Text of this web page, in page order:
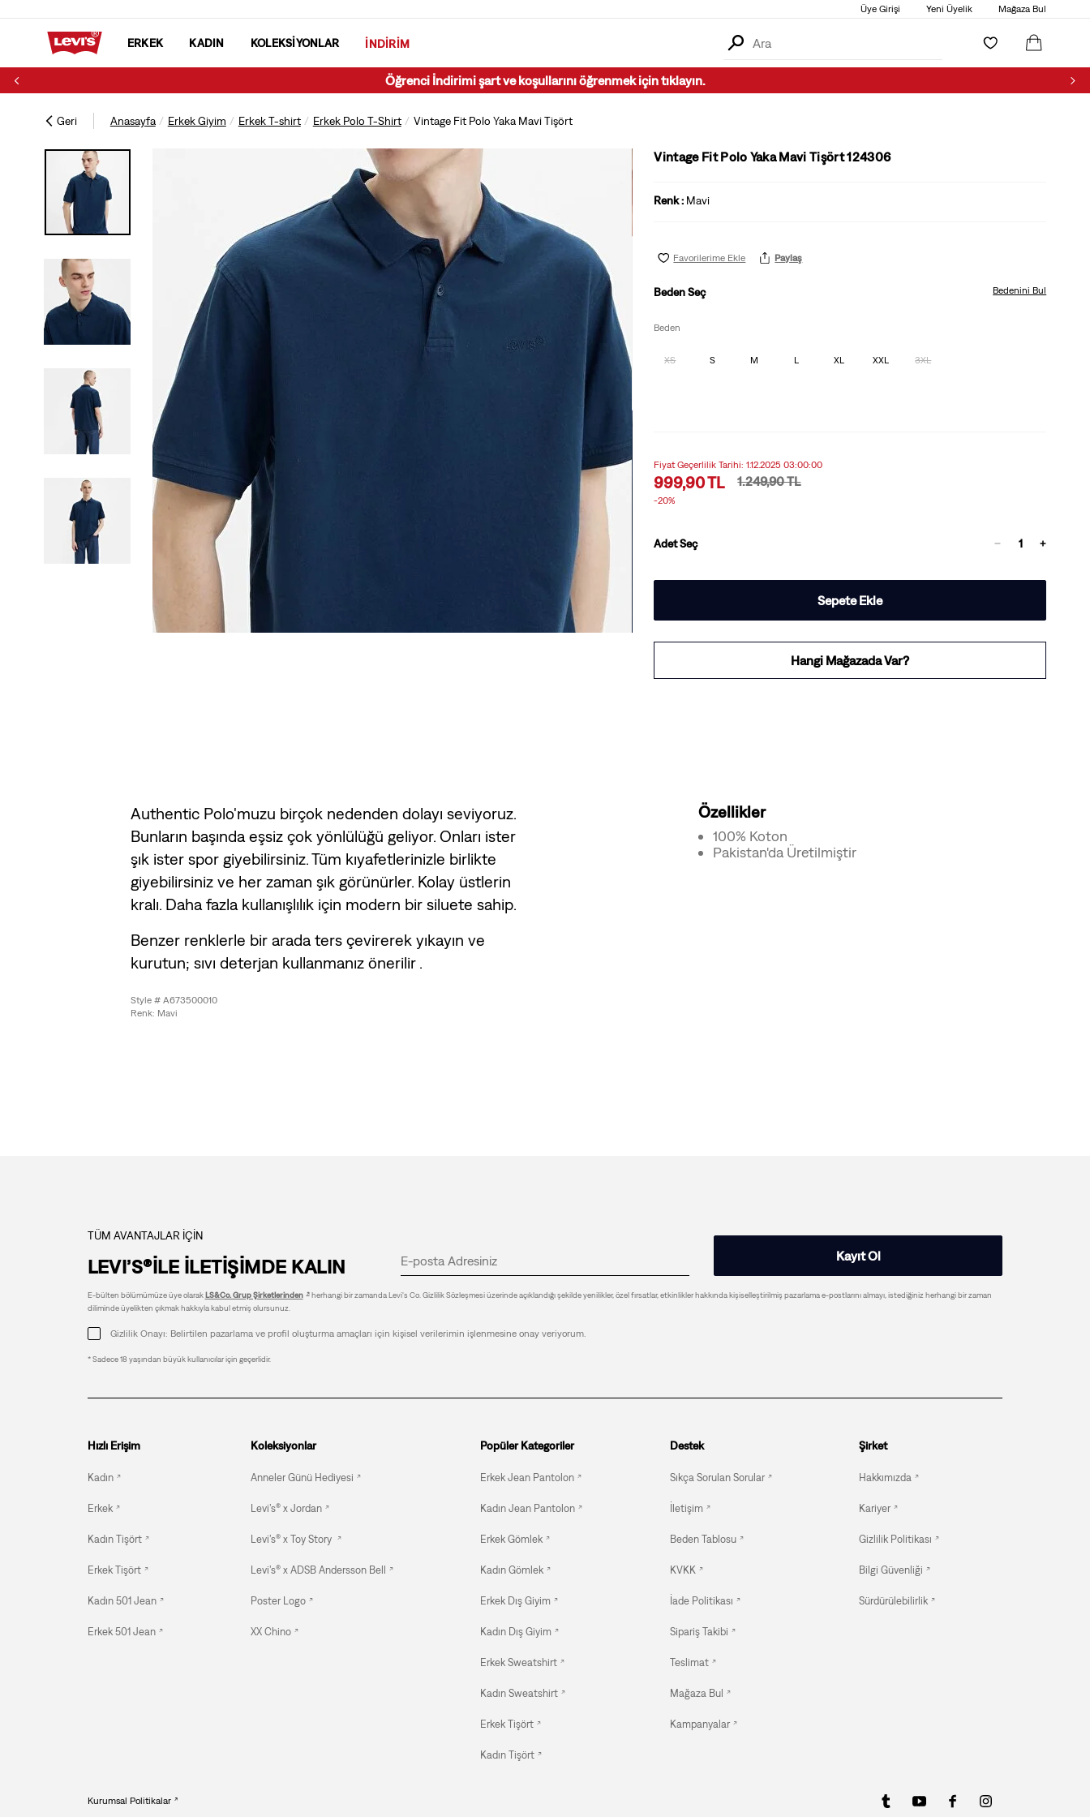
Üye Girişi Yeni Üyelik Mağaza Bul
ERKEK KADIN KOLEKSİYONLAR İNDIRIM
Öğrenci İndirimi şart ve koşullarını öğrenmek için tıklayın.
Geri Anasayfa Erkek Giyim Erkek T-shirt Erkek Polo T-Shirt Vintage Fit Polo Yaka Mavi Tişört
Vintage Fit Polo Yaka Mavi Tişört 124306
Renk : Mavi
Favorilerime Ekle Paylaş
Beden Seç Bedenini Bul
Beden
XS S M L XL XXL 3XL
Fiyat Geçerlilik Tarihi: 1.12.2025 03:00:00
1.249,90 TL
999,90 TL
-20%
Adet Seç
Sepete Ekle
Hangi Mağazada Var?
Authentic Polo'muzu birçok nedenden dolayı seviyoruz.
Bunların başında eşsiz çok yönlülüğü geliyor. Onları ister
şık ister spor giyebilirsiniz. Tüm kıyafetlerinizle birlikte
giyebilirsiniz ve her zaman şık görünürler. Kolay üstlerin
kralı. Daha fazla kullanışlılık için modern bir siluete sahip.
Benzer renklerle bir arada ters çevirerek yıkayın ve
kurutun; sıvı deterjan kullanmanız önerilir .
Style # A673500010
Renk: Mavi
Özellikler
100% Koton
Pakistan'da Üretilmiştir
TÜM AVANTAJLAR İÇİN
LEVI’S®İLE İLETİŞİMDE KALIN Kayıt Ol
E-bülten bölümümüze üye olarakLS&Co. Grup Şirketlerinden
herhangi bir zamanda Levi's Co. Gizlilik Sözleşmesi üzerinde açıklandığı şekilde yenilikler, özel fırsatlar, etkinlikler hakkında kişiselleştirilmiş pazarlama e-postlarını almayı, istediğiniz herhangi bir zaman
diliminde üyelikten çıkmak hakkıyla kabul etmiş olursunuz.
Gizlilik Onayı: Belirtilen pazarlama ve profil oluşturma amaçları için kişisel verilerimin işlenmesine onay veriyorum.
* Sadece 18 yaşından büyük kullanıcılar için geçerlidir.
Hızlı Erişim
Kadın
Erkek
Kadın Tişört
Erkek Tişört
Kadın 501 Jean
Erkek 501 Jean
Koleksiyonlar
Anneler Günü Hediyesi
Levi’s® x Jordan
Levi’s® x Toy Story
Levi’s® x ADSB Andersson Bell
Poster Logo
XX Chino
Popüler Kategoriler
Erkek Jean Pantolon
Kadın Jean Pantolon
Erkek Gömlek
Kadın Gömlek
Erkek Dış Giyim
Kadın Dış Giyim
Erkek Sweatshirt
Kadın Sweatshirt
Erkek Tişört
Kadın Tişört
Destek
Sıkça Sorulan Sorular
İletişim
Beden Tablosu
KVKK
İade Politikası
Sipariş Takibi
Teslimat
Mağaza Bul
Kampanyalar
Şirket
Hakkımızda
Kariyer
Gizlilik Politikası
Bilgi Güvenliği
Sürdürülebilirlik
Kurumsal Politikalar